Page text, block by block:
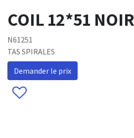
COIL 12*51
N61251
TAS SPIRALES
Demander le prix